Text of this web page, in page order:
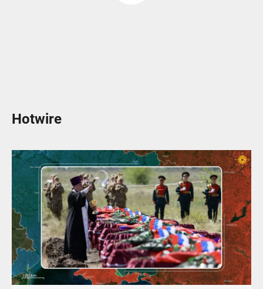
Hotwire